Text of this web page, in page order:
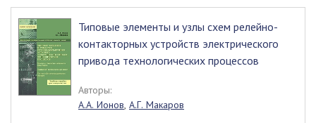
Типовые элементы и узлы схем релейно-
контакторных устройств электрического
привода технологических процессов
Авторы:
А.А. Ионов, А.Г. Макаров